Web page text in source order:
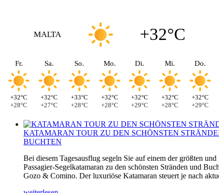
MALTA +32°C
Fr.
+32°C
+28°C
Sa.
+32°C
+27°C
So.
+33°C
+28°C
Mo.
+32°C
+28°C
Di.
+32°C
+29°C
Mi.
+32°C
+28°C
Do.
+32°C
+29°C
KATAMARAN TOUR ZU DEN SCHÖNSTEN
BUCHTEN
Bei diesem Tagesausflug segeln Sie auf einem der größten und
Passagier-Segelkatamaran zu den schönsten Stränden und
Gozo & Comino. Der luxuriöse Katamaran steuert je nach